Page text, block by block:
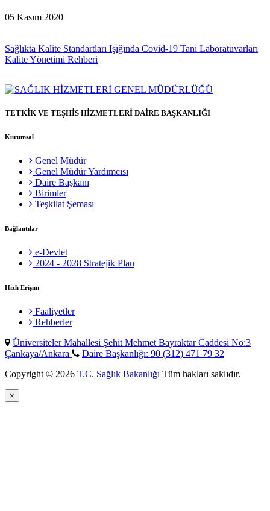
05 Kasım 2020
Sağlıkta Kalite Standartları Işığında Covid-19 Tanı Laboratuvarları
Kalite Yönetimi Rehberi
TETKİK VE TEŞHİS HİZMETLERİ DAİRE BAŞKANLIĞI
Kurumsal
Genel Müdür
Genel Müdür Yardımcısı
Daire Başkanı
Birimler
Teşkilat Şeması
Bağlantılar
e-Devlet
2024 - 2028 Stratejik Plan
Hızlı Erişim
Faaliyetler
Rehberler
Üniversiteler Mahallesi Şehit Mehmet Bayraktar Caddesi No:3
Çankaya/Ankara
Daire Başkanlığı: 90 (312) 471 79 32
Copyright © 2026 T.C. Sağlık Bakanlığı Tüm hakları saklıdır.
×